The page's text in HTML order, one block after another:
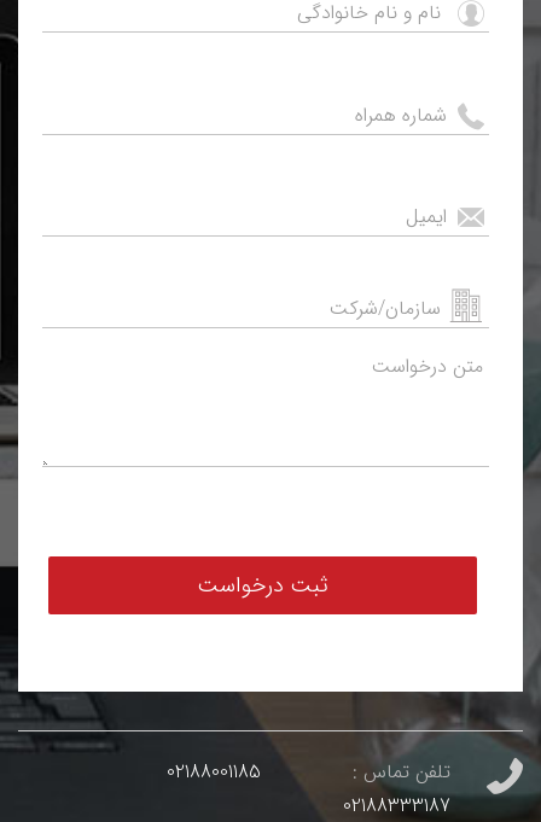
تلفن تماس :
02188001185
02188333187